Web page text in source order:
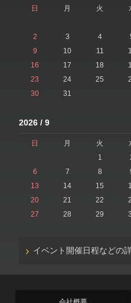
日 月 火
2
3 4
9
10 11
16
17 18
23
24 25
30
31
2026 / 9
日 月 火
1
6
7 8
13
14 15
20
21 22
27
28 29
イベント開催日程などの